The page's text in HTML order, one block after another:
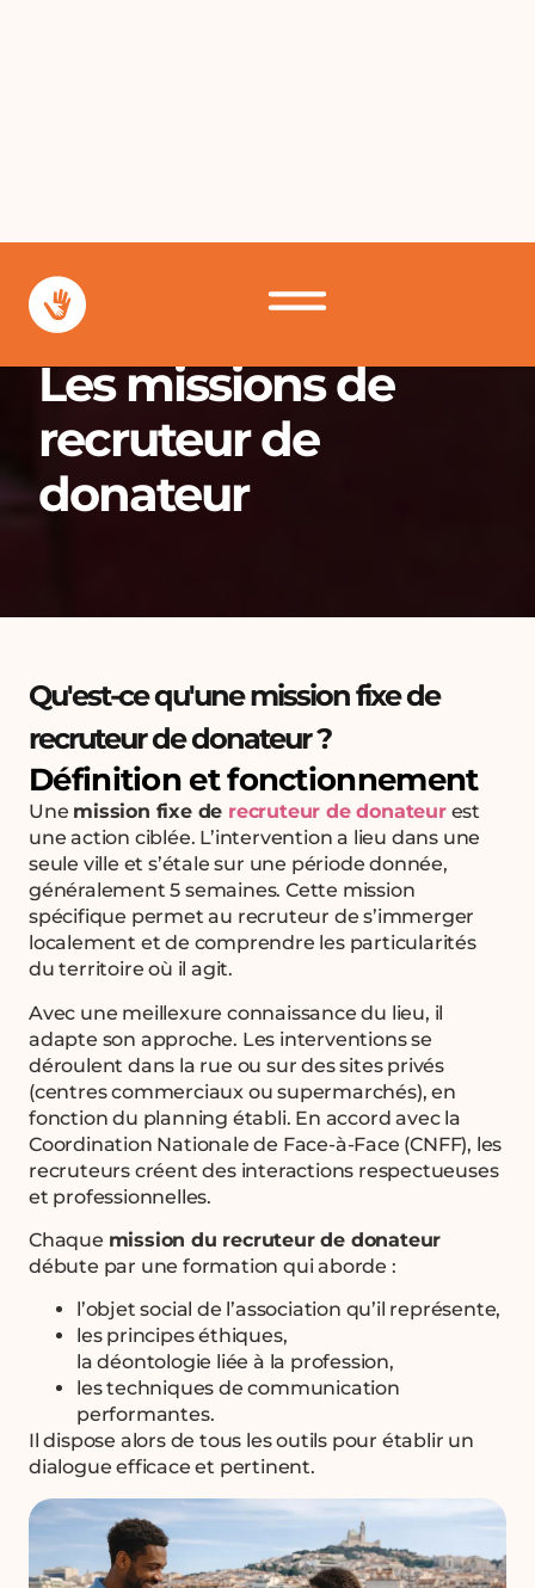
Les missions de
recruteur de
donateur
Qu'est-ce qu'une mission fixe de
recruteur de donateur ?
Définition et fonctionnement
Une mission fixe de recruteur de donateurest
une action ciblée. L’intervention a lieu dans une
seule ville et s’étale sur une période donnée,
généralement 5 semaines. Cette mission
spécifique permet au recruteur de s’immerger
localement et de comprendre les particularités
du territoire où il agit.
Avec une meillexure connaissance du lieu, il
adapte son approche. Les interventions se
déroulent dans la rue ou sur des sites privés
(centres commerciaux ou supermarchés), en
fonction du planning établi. En accord avec la
Coordination Nationale de Face-à-Face (CNFF), les
recruteurs créent des interactions respectueuses
et professionnelles.
Chaque mission du recruteur de donateur
débute par une formation qui aborde :
l’objet social de l’association qu’il représente,
les principes éthiques,
la déontologie liée à la profession,
les techniques de communication
performantes.
Il dispose alors de tous les outils pour établir un
dialogue efficace et pertinent.